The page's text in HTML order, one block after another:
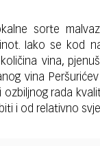
sorte
Iako se kod
vina,
vina
rada
i od relativno